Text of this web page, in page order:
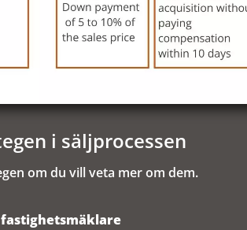
om du vill veta mer om dem.
i säljprocessen
fastighetsmäklare